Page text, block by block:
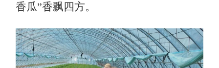
香瓜”香飘四方。